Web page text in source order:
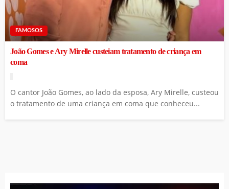
FAMOSOS
João Gomes e Ary Mirelle custeiam tratamento de criança em
coma
O cantor João Gomes, ao lado da esposa, Ary Mirelle, custeou
o tratamento de uma criança em coma que conheceu...